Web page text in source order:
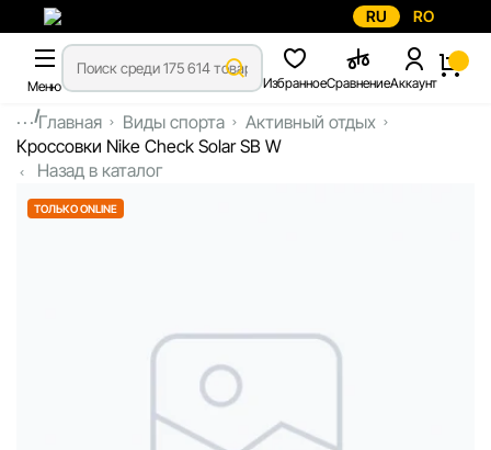
RU RO
Меню ИзбранноеСравнениеАккаунт
...Главная Виды спорта
Активный отдых
Кроссовки Nike Check Solar SB W
Назад в каталог
ТОЛЬКО ONLINE